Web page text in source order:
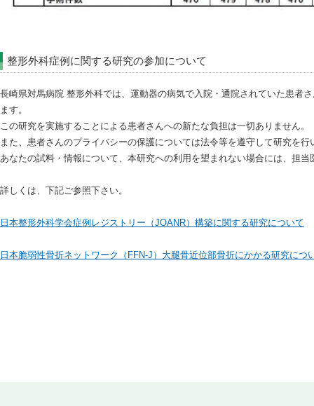
整形外科症例に関する研究の参加について
長崎県対馬病院 整形外科では、運動器の病気で入院・通院されていた患者
ます。
この研究を実施することによる患者さんへの新たな負担は一切ありません。
また、患者さんのプライバシーの保護については法令等を遵守して研究を行
あなたの試料・情報について、本研究への利用を望まれない場合には、担当
詳しくは、下記ご参照下さい。
日本整形外科学会症例レジストリー（JOANR）構築に関する研究について
日本脆弱性骨折ネットワーク（FFN-J）大腿骨近位部骨折にかかる研究につ